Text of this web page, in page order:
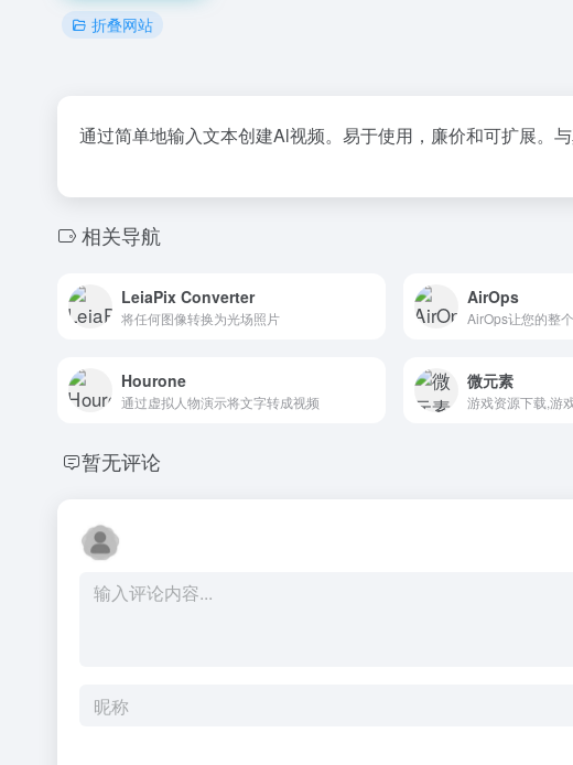
折叠网站
通过简单地输入文本创建Al视频。易于使用，廉价和可扩展。
相关导航
LeiaPix Converter
将任何图像转换为光场照片
AirOps
Hourone
通过虚拟人物演示将文字转成视频
微元素
暂无评论